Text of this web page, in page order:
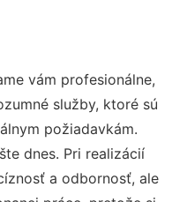
vám profesionálne,
služby, ktoré sú
požiadavkám.
dnes. Pri realizácií
a odbornosť, ale